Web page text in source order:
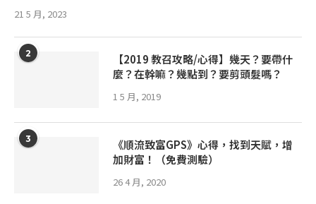
21 5 月, 2023
2
【2019 教召攻略/心得】幾天？要帶什
麼？在幹嘛？幾點到？要剪頭髮嗎？
1 5 月, 2019
3
《順流致富GPS》心得，找到天賦，增
加財富！（免費測驗）
26 4 月, 2020